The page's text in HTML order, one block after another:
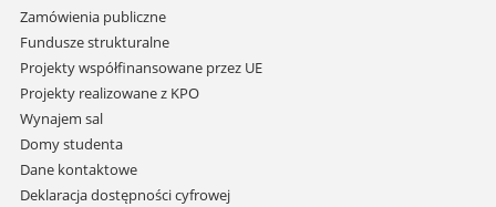
Zamówienia publiczne
Fundusze strukturalne
Projekty współfinansowane przez UE
Projekty realizowane z KPO
Wynajem sal
Domy studenta
Dane kontaktowe
Deklaracja dostępności cyfrowej